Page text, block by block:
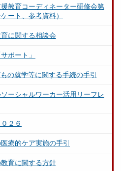
教育コーディネーター研修会第
ート、参考資料）
に関する相談会
ポート」
の就学等に関する手続の手引
ーシャルワーカー活用リーフレ
２６
療的ケア実施の手引
育に関する方針